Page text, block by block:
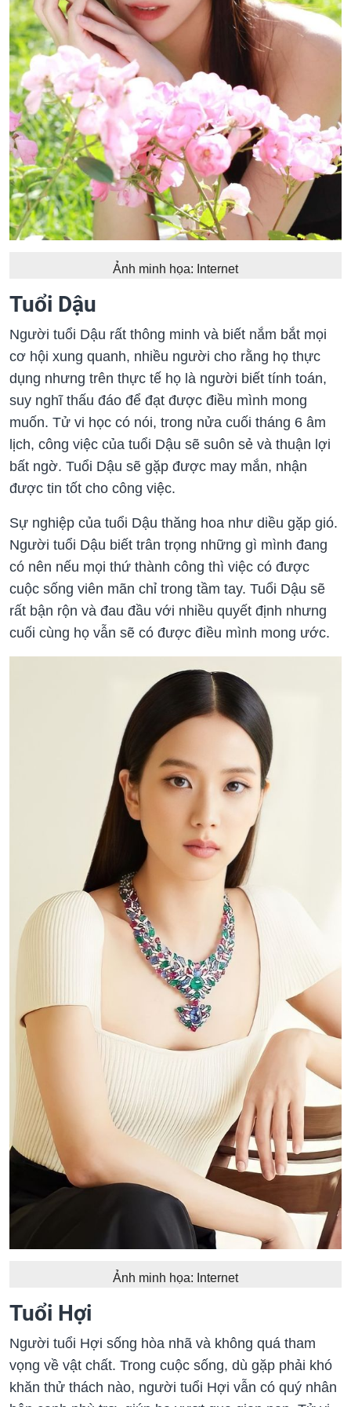
Ảnh minh họa: Internet
Tuổi Dậu
Người tuổi Dậu rất thông minh và biết nắm bắt mọi
cơ hội xung quanh, nhiều người cho rằng họ thực
dụng nhưng trên thực tế họ là người biết tính toán,
suy nghĩ thấu đáo để đạt được điều mình mong
muốn. Tử vi học có nói, trong nửa cuối tháng 6 âm
lịch, công việc của tuổi Dậu sẽ suôn sẻ và thuận lợi
bất ngờ. Tuổi Dậu sẽ gặp được may mắn, nhận
được tin tốt cho công việc.
Sự nghiệp của tuổi Dậu thăng hoa như diều gặp gió.
Người tuổi Dậu biết trân trọng những gì mình đang
có nên nếu mọi thứ thành công thì việc có được
cuộc sống viên mãn chỉ trong tầm tay. Tuổi Dậu sẽ
rất bận rộn và đau đầu với nhiều quyết định nhưng
cuối cùng họ vẫn sẽ có được điều mình mong ước.
Ảnh minh họa: Internet
Tuổi Hợi
Người tuổi Hợi sống hòa nhã và không quá tham
vọng về vật chất. Trong cuộc sống, dù gặp phải khó
khăn thử thách nào, người tuổi Hợi vẫn có quý nhân